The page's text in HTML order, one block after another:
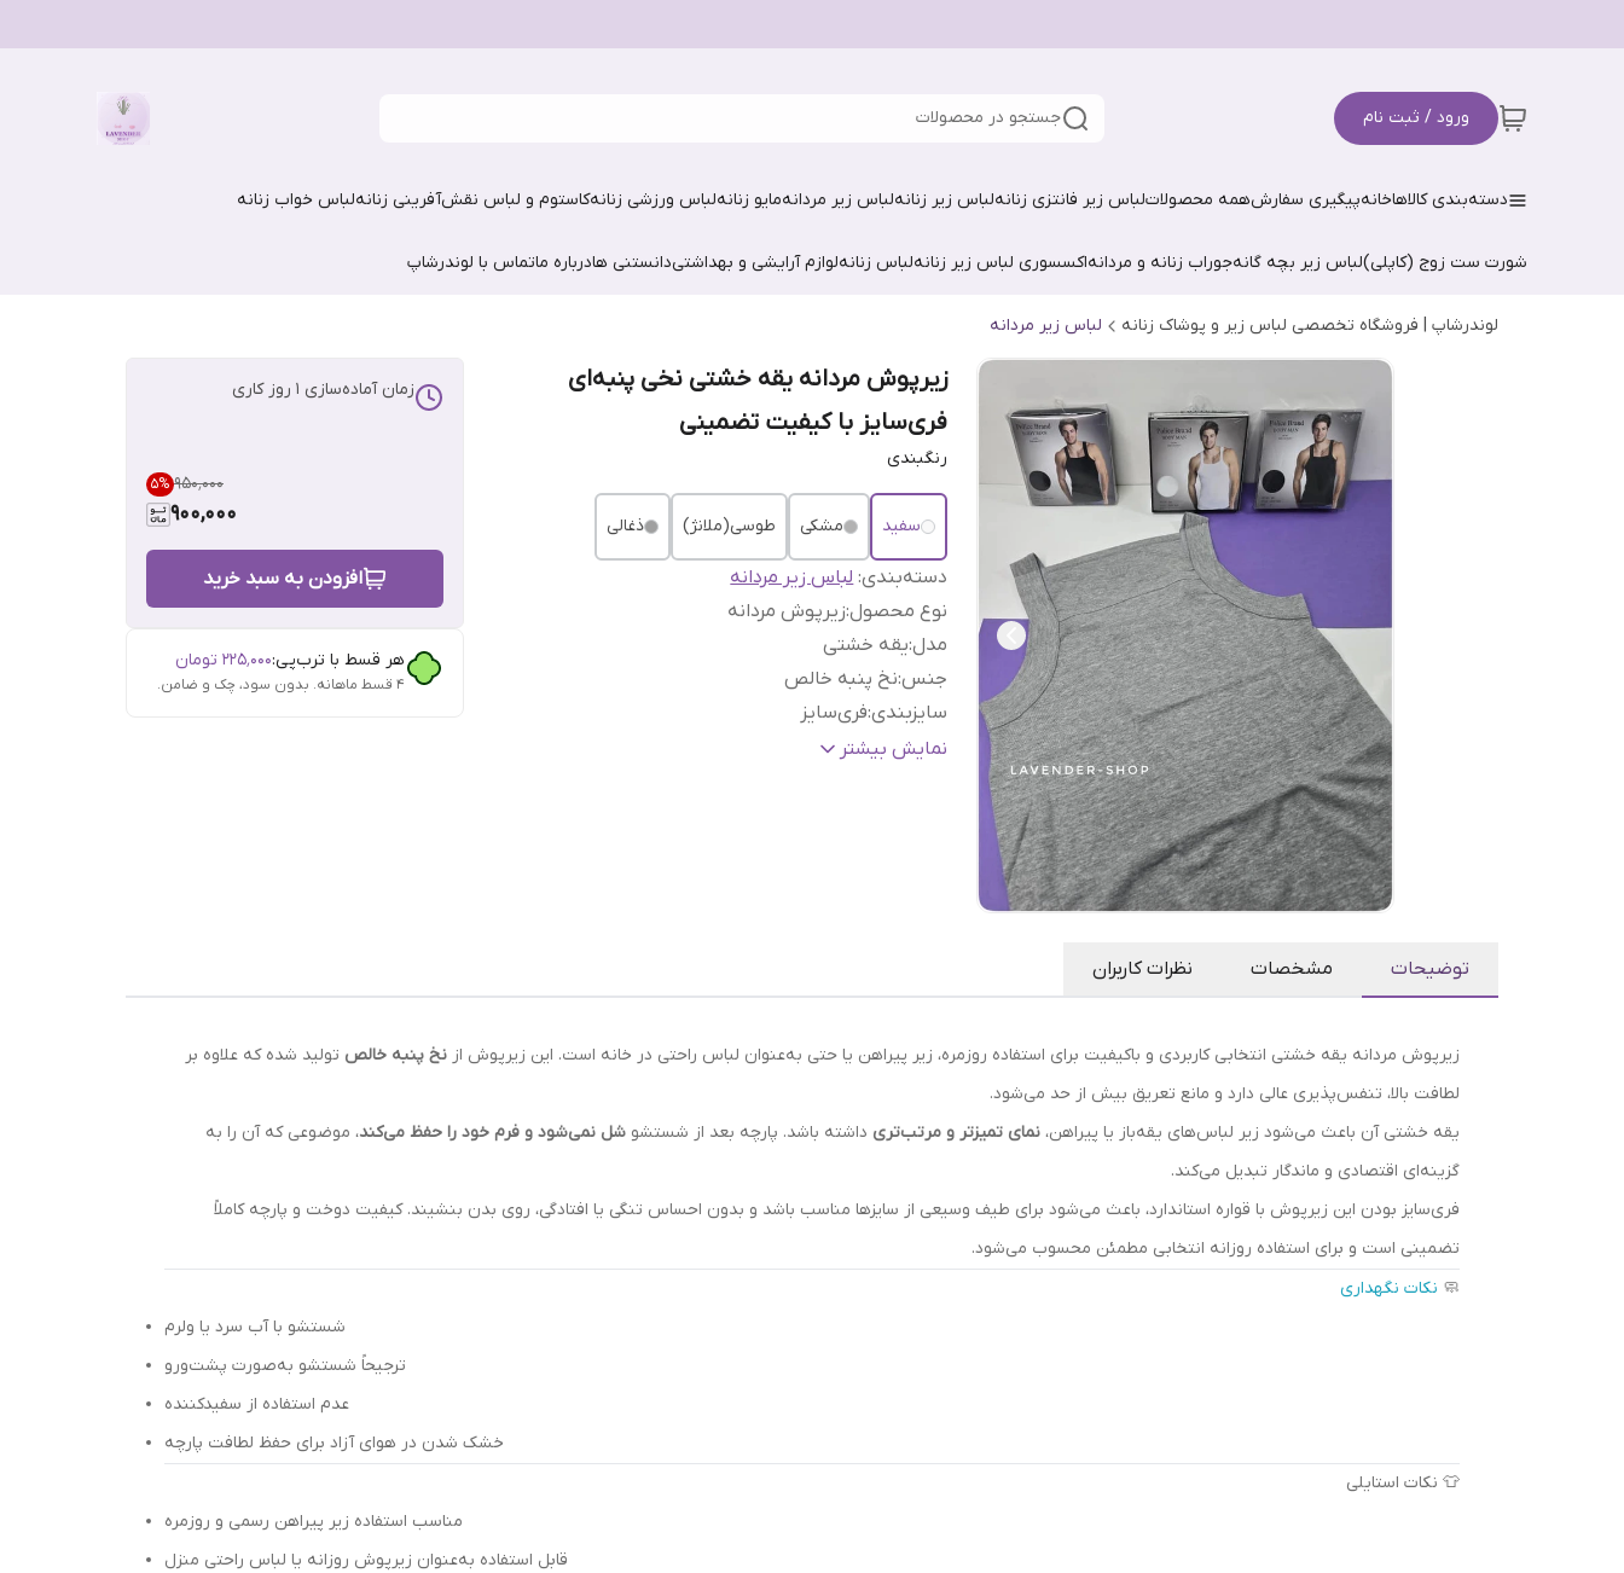
ورود / ثبت نام جستجو در محصولات
دسته‌بندی کالاهاخانهپیگیری سفارشهمه محصولاتلباس زیر فانتزی زنانهلباس زیر زنانهلباس زیر مردانهمایو زنانهلباس ورزشی زنانهکاستوم و لباس نقش‌آفرینی زنانهلباس خواب زنانه
شورت ست زوج (کاپلی)لباس زیر بچه گانهجوراب زنانه و مردانهاکسسوری لباس زیر زنانهلباس زنانهلوازم آرایشی و بهداشتیدانستنی هادرباره ماتماس با لوندرشاپ
لوندرشاپ | فروشگاه تخصصی لباس زیر و پوشاک زنانه لباس زیر مردانه
زیرپوش مردانه یقه خشتی نخی پنبه‌ای
فری‌سایز با کیفیت تضمینی
رنگبندی
سفید مشکی طوسی(ملانژ) ذغالی
دسته‌بندی:لباس زیر مردانه
نوع محصول:زیرپوش مردانه
مدل:یقه خشتی
جنس:نخ پنبه خالص
سایزبندی:فری‌سایز
ویژگی بدون شل شدن، تنفس‌پذیرنمایش بیشتر
زمان آماده‌سازی 1 روز کاری
۹۵۰٬۰۰۰ 5%
900,000
افزودن به سبد خرید
هر قسط با ترب‌پی:۲۲۵٬۰۰۰ تومان
۴ قسط ماهانه. بدون سود، چک و ضامن.
توضیحات مشخصات نظرات کاربران
زیرپوش مردانه یقه خشتی انتخابی کاربردی و باکیفیت برای استفاده روزمره، زیر پیراهن یا حتی به‌عنوان لباس راحتی در خانه است. این زیرپوش از نخ پنبه خالص تولید شده که علاوه بر
لطافت بالا، تنفس‌پذیری عالی دارد و مانع تعریق بیش از حد می‌شود.
یقه خشتی آن باعث می‌شود زیر لباس‌های یقه‌باز یا پیراهن، نمای تمیزتر و مرتب‌تری داشته باشد. پارچه بعد از شستشو شل نمی‌شود و فرم خود را حفظ می‌کند، موضوعی که آن را به
گزینه‌ای اقتصادی و ماندگار تبدیل می‌کند.
فری‌سایز بودن این زیرپوش با قواره استاندارد، باعث می‌شود برای طیف وسیعی از سایزها مناسب باشد و بدون احساس تنگی یا افتادگی، روی بدن بنشیند. کیفیت دوخت و پارچه کاملاً
تضمینی است و برای استفاده روزانه انتخابی مطمئن محسوب می‌شود.
🧼 نکات نگهداری
شستشو با آب سرد یا ولرم
ترجیحاً شستشو به‌صورت پشت‌ورو
عدم استفاده از سفیدکننده
خشک شدن در هوای آزاد برای حفظ لطافت پارچه
👕 نکات استایلی
مناسب استفاده زیر پیراهن رسمی و روزمره
قابل استفاده به‌عنوان زیرپوش روزانه یا لباس راحتی منزل